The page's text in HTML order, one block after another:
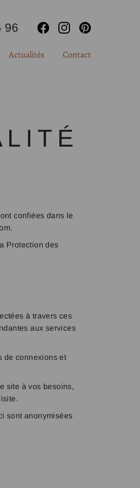
96
Actualités Contact
confiées dans le
Protection des
à travers ces
aux services
de connexions et
site à vos besoins,
sont anonymisées